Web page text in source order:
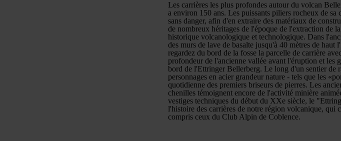
Les carrières les plus profondes autour du volcan
a environ 150 ans. Les puissants piliers rocheux de
sans danger, afin d'en extraire des matériaux de
de nombreux héritages de l'époque de l'extraction de
historique volcanologique et technologique. Dans
des murs de lave de basalte jusqu'à 40 mètres de
regardez du bord de la fosse la parcelle de carrière
profondeur de l'ancienne vallée avant l'éruption et les
bord de l'Ettringer Bellerberg. Le long d'un sentier de
personnages en acier grandeur nature - tels que les
quotidienne des premiers briseurs de pierres. Les
chenilles témoignent encore de l'activité minière
vestiges techniques du début du XXe siècle, le
l'histoire des carrières de notre région volcanique,
compris ceux du Club Alpin de Coblence.